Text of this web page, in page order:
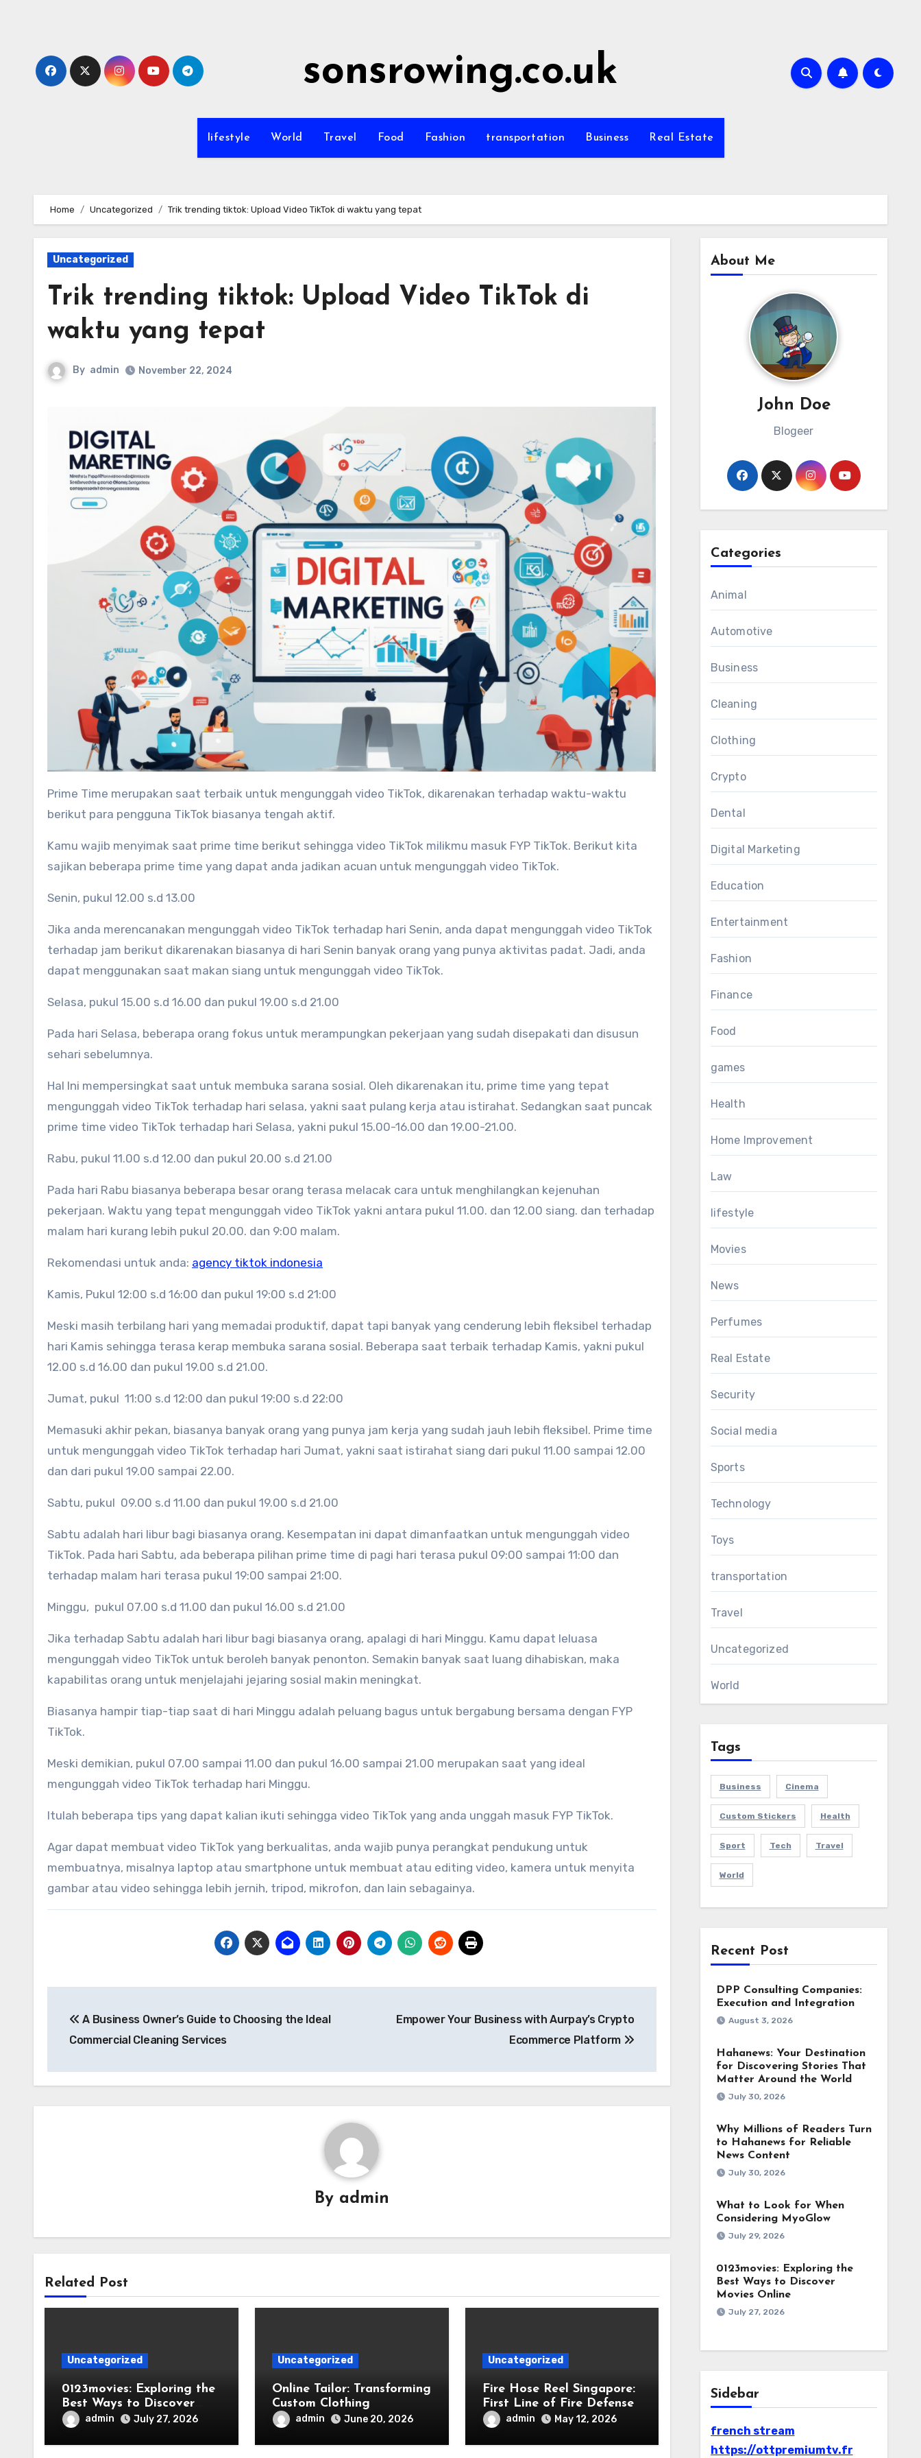
sonsrowing.co.uk
lifestyle World Travel Food Fashion transportation Business Real Estate
Home Uncategorized Trik trending tiktok: Upload Video TikTok di waktu yang tepat
Uncategorized
Trik trending tiktok: Upload Video TikTok di
waktu yang tepat
By admin November 22, 2024
Prime Time merupakan saat terbaik untuk mengunggah video TikTok, dikarenakan terhadap waktu-waktu
berikut para pengguna TikTok biasanya tengah aktif.
Kamu wajib menyimak saat prime time berikut sehingga video TikTok milikmu masuk FYP TikTok. Berikut kita
sajikan beberapa prime time yang dapat anda jadikan acuan untuk mengunggah video TikTok.
Senin, pukul 12.00 s.d 13.00
Jika anda merencanakan mengunggah video TikTok terhadap hari Senin, anda dapat mengunggah video TikTok
terhadap jam berikut dikarenakan biasanya di hari Senin banyak orang yang punya aktivitas padat. Jadi, anda
dapat menggunakan saat makan siang untuk mengunggah video TikTok.
Selasa, pukul 15.00 s.d 16.00 dan pukul 19.00 s.d 21.00
Pada hari Selasa, beberapa orang fokus untuk merampungkan pekerjaan yang sudah disepakati dan disusun
sehari sebelumnya.
Hal Ini mempersingkat saat untuk membuka sarana sosial. Oleh dikarenakan itu, prime time yang tepat
mengunggah video TikTok terhadap hari selasa, yakni saat pulang kerja atau istirahat. Sedangkan saat puncak
prime time video TikTok terhadap hari Selasa, yakni pukul 15.00-16.00 dan 19.00-21.00.
Rabu, pukul 11.00 s.d 12.00 dan pukul 20.00 s.d 21.00
Pada hari Rabu biasanya beberapa besar orang terasa melacak cara untuk menghilangkan kejenuhan
pekerjaan. Waktu yang tepat mengunggah video TikTok yakni antara pukul 11.00. dan 12.00 siang. dan terhadap
malam hari kurang lebih pukul 20.00. dan 9:00 malam.
Rekomendasi untuk anda: agency tiktok indonesia
Kamis, Pukul 12:00 s.d 16:00 dan pukul 19:00 s.d 21:00
Meski masih terbilang hari yang memadai produktif, dapat tapi banyak yang cenderung lebih fleksibel terhadap
hari Kamis sehingga terasa kerap membuka sarana sosial. Beberapa saat terbaik terhadap Kamis, yakni pukul
12.00 s.d 16.00 dan pukul 19.00 s.d 21.00.
Jumat, pukul 11:00 s.d 12:00 dan pukul 19:00 s.d 22:00
Memasuki akhir pekan, biasanya banyak orang yang punya jam kerja yang sudah jauh lebih fleksibel. Prime time
untuk mengunggah video TikTok terhadap hari Jumat, yakni saat istirahat siang dari pukul 11.00 sampai 12.00
dan dari pukul 19.00 sampai 22.00.
Sabtu, pukul 09.00 s.d 11.00 dan pukul 19.00 s.d 21.00
Sabtu adalah hari libur bagi biasanya orang. Kesempatan ini dapat dimanfaatkan untuk mengunggah video
TikTok. Pada hari Sabtu, ada beberapa pilihan prime time di pagi hari terasa pukul 09:00 sampai 11:00 dan
terhadap malam hari terasa pukul 19:00 sampai 21:00.
Minggu, pukul 07.00 s.d 11.00 dan pukul 16.00 s.d 21.00
Jika terhadap Sabtu adalah hari libur bagi biasanya orang, apalagi di hari Minggu. Kamu dapat leluasa
mengunggah video TikTok untuk beroleh banyak penonton. Semakin banyak saat luang dihabiskan, maka
kapabilitas orang untuk menjelajahi jejaring sosial makin meningkat.
Biasanya hampir tiap-tiap saat di hari Minggu adalah peluang bagus untuk bergabung bersama dengan FYP
TikTok.
Meski demikian, pukul 07.00 sampai 11.00 dan pukul 16.00 sampai 21.00 merupakan saat yang ideal
mengunggah video TikTok terhadap hari Minggu.
Itulah beberapa tips yang dapat kalian ikuti sehingga video TikTok yang anda unggah masuk FYP TikTok.
Agar dapat membuat video TikTok yang berkualitas, anda wajib punya perangkat pendukung untuk
membuatnya, misalnya laptop atau smartphone untuk membuat atau editing video, kamera untuk menyita
gambar atau video sehingga lebih jernih, tripod, mikrofon, dan lain sebagainya.
navigation
A Business Owner’s Guide to Choosing the Ideal
Commercial Cleaning Services
Empower Your Business with Aurpay’s Crypto
Ecommerce Platform
By admin
Related Post
Uncategorized
0123movies: Exploring the
Best Ways to Discover
Movies Online
admin July 27, 2026
Uncategorized
Online Tailor: Transforming
Custom Clothing
admin June 20, 2026
Uncategorized
Fire Hose Reel Singapore:
First Line of Fire Defense
admin May 12, 2026
About Me
John Doe
Blogeer
Categories
Animal
Automotive
Business
Cleaning
Clothing
Crypto
Dental
Digital Marketing
Education
Entertainment
Fashion
Finance
Food
games
Health
Home Improvement
Law
lifestyle
Movies
News
Perfumes
Real Estate
Security
Social media
Sports
Technology
Toys
transportation
Travel
Uncategorized
World
Tags
Business Cinema
Custom Stickers Health
Sport Tech Travel
World
Recent Post
DPP Consulting Companies:
Execution and Integration
August 3, 2026
Hahanews: Your Destination
for Discovering Stories That
Matter Around the World
July 30, 2026
Why Millions of Readers Turn
to Hahanews for Reliable
News Content
July 30, 2026
What to Look for When
Considering MyoGlow
July 29, 2026
0123movies: Exploring the
Best Ways to Discover
Movies Online
July 27, 2026
Sidebar
french stream
https://ottpremiumtv.fr